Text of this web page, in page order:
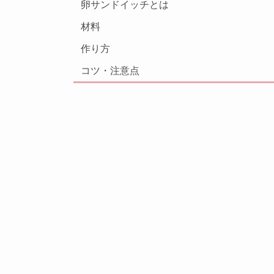
卵サンドイッチとは
材料
作り方
コツ・注意点